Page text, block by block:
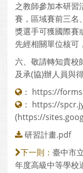
之教師參加本研習
賽，區域賽前三名
獎選手可獲國際賽
先經相關單位核可
六、敬請轉知貴校
及承(協)辦人員與
： https://
： https://
(https://
研習計畫.pdf
下一則： 臺中市
年度高級中等學校